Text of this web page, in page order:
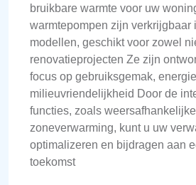
bruikbare warmte voor uw
warmtepompen zijn verkrijgbaar
modellen, geschikt voor zowel
renovatieprojecten Ze zijn
focus op gebruiksgemak,
milieuvriendelijkheid Door de
functies, zoals
zoneverwarming, kunt u uw
optimalizeren en bijdragen aan
toekomst